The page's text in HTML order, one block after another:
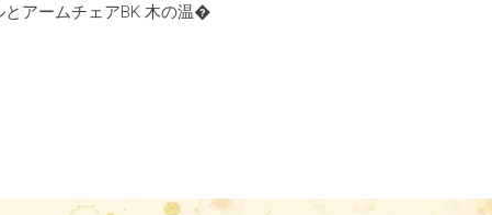
とアームチェアBK 木の温�